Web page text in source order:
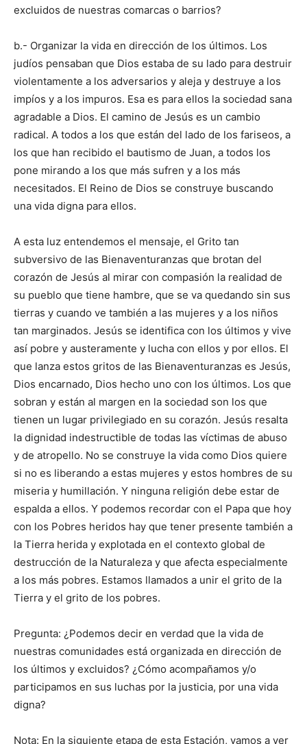
excluidos de nuestras comarcas o barrios?
b.- Organizar la vida en dirección de los últimos. Los
judíos pensaban que Dios estaba de su lado para destruir
violentamente a los adversarios y aleja y destruye a los
impíos y a los impuros. Esa es para ellos la sociedad sana
agradable a Dios. El camino de Jesús es un cambio
radical. A todos a los que están del lado de los fariseos, a
los que han recibido el bautismo de Juan, a todos los
pone mirando a los que más sufren y a los más
necesitados. El Reino de Dios se construye buscando
una vida digna para ellos.
A esta luz entendemos el mensaje, el Grito tan
subversivo de las Bienaventuranzas que brotan del
corazón de Jesús al mirar con compasión la realidad de
su pueblo que tiene hambre, que se va quedando sin sus
tierras y cuando ve también a las mujeres y a los niños
tan marginados. Jesús se identifica con los últimos y vive
así pobre y austeramente y lucha con ellos y por ellos. El
que lanza estos gritos de las Bienaventuranzas es Jesús,
Dios encarnado, Dios hecho uno con los últimos. Los que
sobran y están al margen en la sociedad son los que
tienen un lugar privilegiado en su corazón. Jesús resalta
la dignidad indestructible de todas las víctimas de abuso
y de atropello. No se construye la vida como Dios quiere
si no es liberando a estas mujeres y estos hombres de su
miseria y humillación. Y ninguna religión debe estar de
espalda a ellos. Y podemos recordar con el Papa que hoy
con los Pobres heridos hay que tener presente también a
la Tierra herida y explotada en el contexto global de
destrucción de la Naturaleza y que afecta especialmente
a los más pobres. Estamos llamados a unir el grito de la
Tierra y el grito de los pobres.
Pregunta: ¿Podemos decir en verdad que la vida de
nuestras comunidades está organizada en dirección de
los últimos y excluidos? ¿Cómo acompañamos y/o
participamos en sus luchas por la justicia, por una vida
digna?
Nota: En la siguiente etapa de esta Estación, vamos a ver